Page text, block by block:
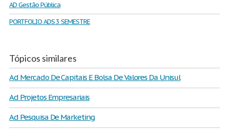
AD Gestão Pública
PORTFOLIO ADS 3 SEMESTRE
Tópicos similares
Ad Mercado De Capitais E Bolsa De Valores Da Unisul
Ad Projetos Empresariais
Ad Pesquisa De Marketing